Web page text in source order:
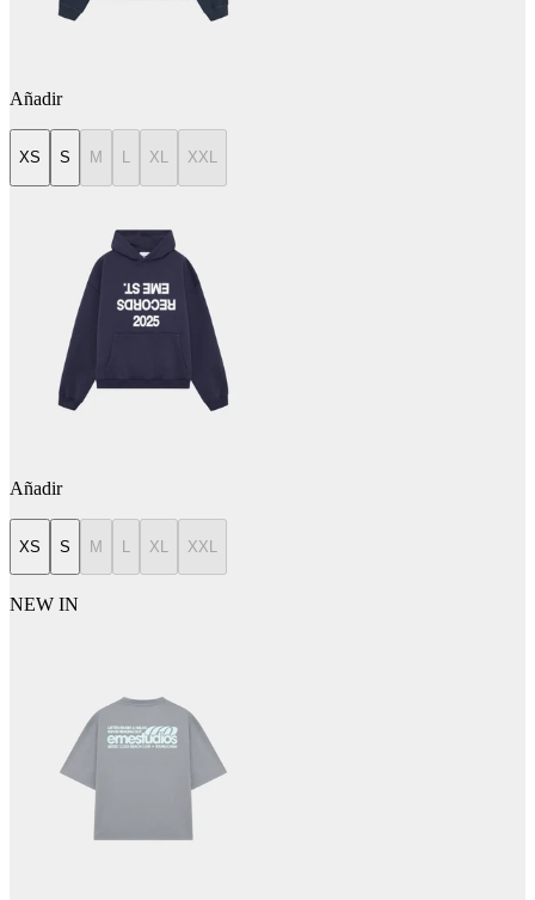
Añadir
XS S M L XL XXL
Añadir
XS S M XL XXL
NEW IN